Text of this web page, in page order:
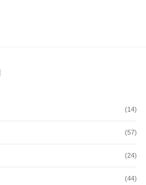
(14)
(57)
(24)
(44)